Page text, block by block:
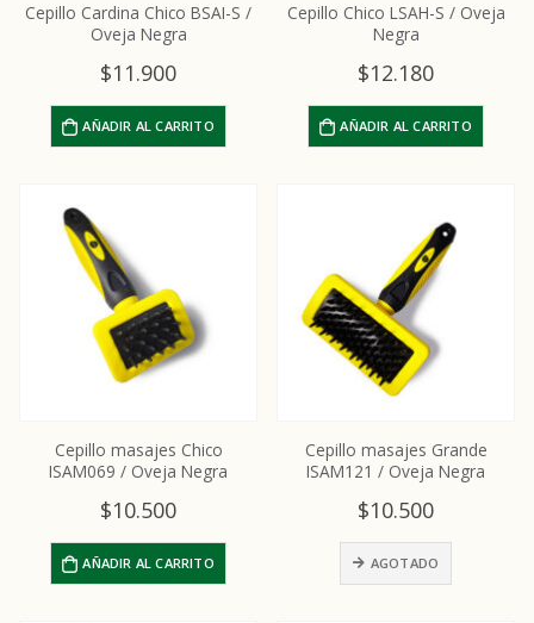
Cepillo Cardina Chico BSAI-S /
Oveja Negra
$11.900
AÑADIR AL CARRITO
Cepillo Chico LSAH-S / Oveja
Negra
$12.180
AÑADIR AL CARRITO
Cepillo masajes Chico
ISAM069 / Oveja Negra
$10.500
AÑADIR AL CARRITO
Cepillo masajes Grande
ISAM121 / Oveja Negra
$10.500
AGOTADO